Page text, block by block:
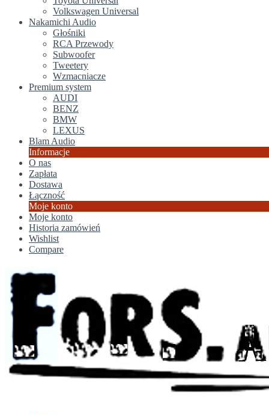
Volkswagen Universal
Nakamichi Audio
Głośniki
RCA Przewody
Subwoofer
Tweetery
Wzmacniacze
Premium system
AUDI
BENZ
BMW
LEXUS
Blam Audio
Informacje
O nas
Zapłata
Dostawa
Łączność
Moje konto
Moje konto
Historia zamówień
Wishlist
Compare